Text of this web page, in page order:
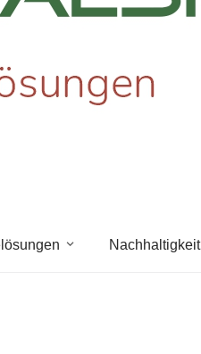
Nachhaltigkeit